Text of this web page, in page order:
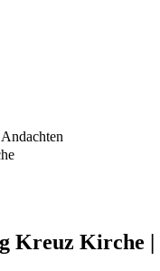
Kreuz Kirche |